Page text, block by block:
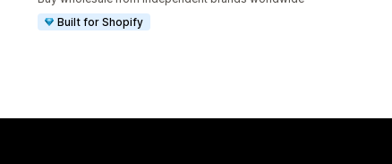
Built for Shopify